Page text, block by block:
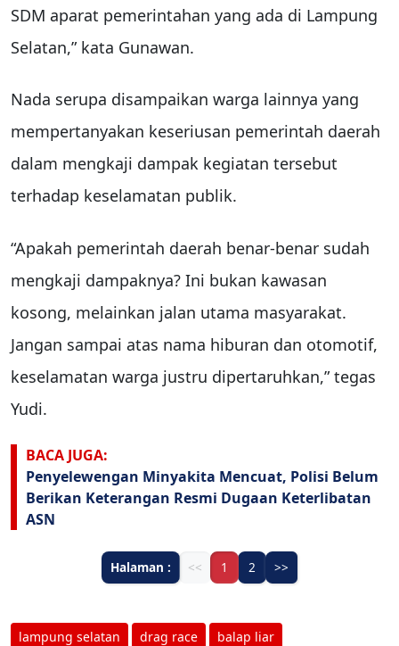
SDM aparat pemerintahan yang ada di Lampung
Selatan,” kata Gunawan.
Nada serupa disampaikan warga lainnya yang
mempertanyakan keseriusan pemerintah daerah
dalam mengkaji dampak kegiatan tersebut
terhadap keselamatan publik.
“Apakah pemerintah daerah benar-benar sudah
mengkaji dampaknya? Ini bukan kawasan
kosong, melainkan jalan utama masyarakat.
Jangan sampai atas nama hiburan dan otomotif,
keselamatan warga justru dipertaruhkan,” tegas
Yudi.
BACA JUGA:
Penyelewengan Minyakita Mencuat, Polisi Belum
Berikan Keterangan Resmi Dugaan Keterlibatan
ASN
Halaman : << 1 2 >>
lampung selatan drag race balap liar